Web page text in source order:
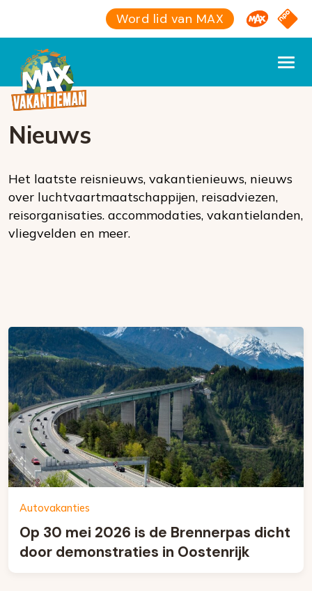
Word lid van MAX Omroep
NPO
Nieuws
Het laatste reisnieuws, vakantienieuws, nieuws
over luchtvaartmaatschappijen, reisadviezen,
reisorganisaties. accommodaties, vakantielanden,
vliegvelden en meer.
Autovakanties
Op 30 mei 2026 is de Brennerpas dicht
door demonstraties in Oostenrijk